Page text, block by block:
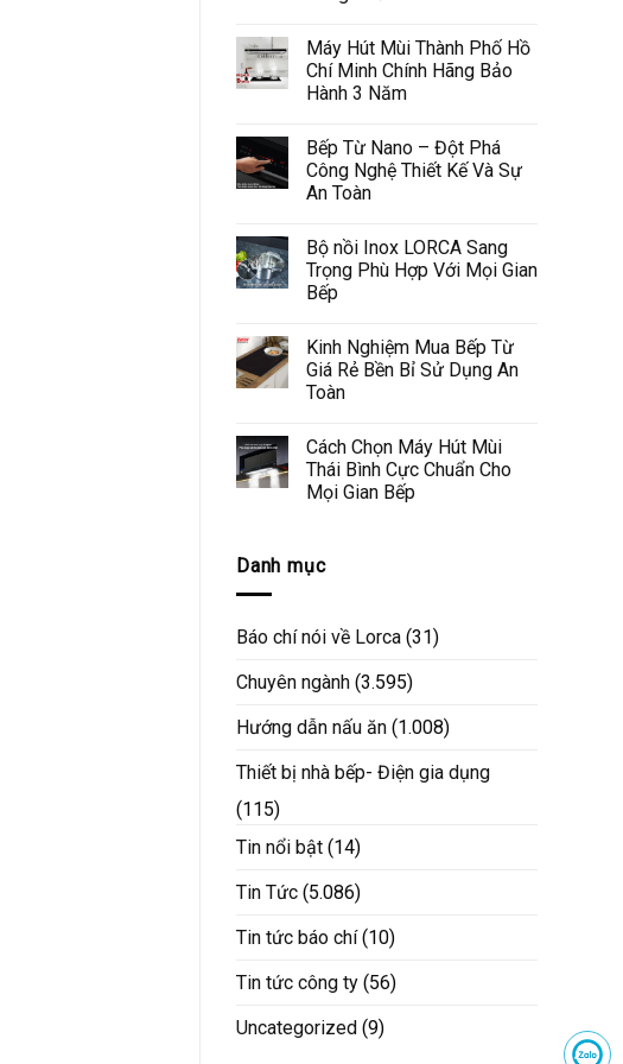
Máy Hút Mùi Thành Phố Hồ
Chí Minh Chính Hãng Bảo
Hành 3 Năm
Bếp Từ Nano – Đột Phá
Công Nghệ Thiết Kế Và Sự
An Toàn
Bộ nồi Inox LORCA Sang
Trọng Phù Hợp Với Mọi Gian
Bếp
Kinh Nghiệm Mua Bếp Từ
Giá Rẻ Bền Bỉ Sử Dụng An
Toàn
Cách Chọn Máy Hút Mùi
Thái Bình Cực Chuẩn Cho
Mọi Gian Bếp
Danh mục
Báo chí nói về Lorca (31)
Chuyên ngành (3.595)
Hướng dẫn nấu ăn (1.008)
Thiết bị nhà bếp- Điện gia dụng
(115)
Tin nổi bật (14)
Tin Tức (5.086)
Tin tức báo chí(10)
Tin tức công ty (56)
Uncategorized (9)